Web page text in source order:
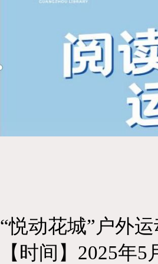
“悦动花城”户外
【时间】 2025年5